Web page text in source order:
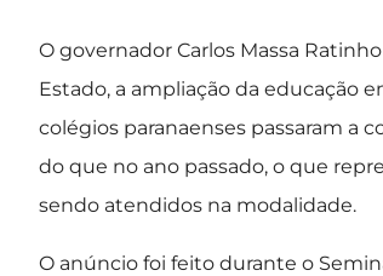
O governador Carlos Massa
Estado, a ampliação da educação
colégios paranaenses passaram a
do que no ano passado, o que
sendo atendidos na modalidade.
O anúncio foi feito durante o